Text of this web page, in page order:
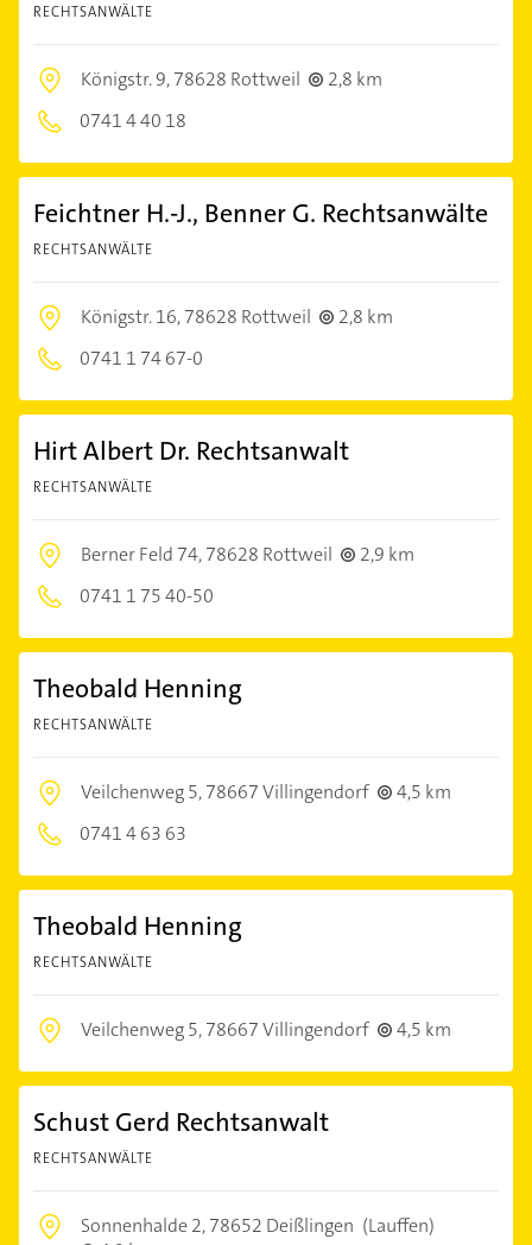
RECHTSANWÄLTE
Königstr. 9,78628 Rottweil
2,8 km
0741 4 40 18
Feichtner H.-J., Benner G. Rechtsanwälte
RECHTSANWÄLTE
Königstr. 16,78628 Rottweil
2,8 km
0741 1 74 67-0
Hirt Albert Dr. Rechtsanwalt
RECHTSANWÄLTE
Berner Feld 74,78628 Rottweil
2,9 km
0741 1 75 40-50
Theobald Henning
RECHTSANWÄLTE
Veilchenweg 5,78667 Villingendorf
4,5 km
0741 4 63 63
Theobald Henning
RECHTSANWÄLTE
Veilchenweg 5,78667 Villingendorf 4,5 km
Schust Gerd Rechtsanwalt
RECHTSANWÄLTE
Sonnenhalde 2,78652 Deißlingen (Lauffen)